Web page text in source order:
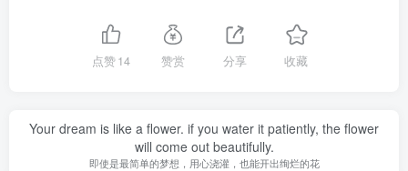
点赞14 赞赏 分享 收藏
Your dream is like a flower. if you water it patiently, the flower
will come out beautifully.
即使是最简单的梦想，用心浇灌，也能开出绚烂的花